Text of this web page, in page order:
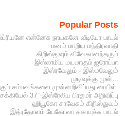
Popular Posts
என்னேசு நாயகனே வீடியோ பாடல்
மனம் மாறிய மந்திரவாதி
கிறிஸ்துவும் விவேகானந்தரும்
இஸ்லாமிய மயமாகும் ஐரோப்பா
இஸ்ரவேலும் - இஸ்மவேலும்
முடிவுக்கு முன்...
சம்பவங்களை முன்னறிவிப்பது பைபிள்.
37”-இஸ்ரேலிய பிரதமர் அறிவிப்பு
ஹியூகோ சாவேசும் கிறிஸ்துவும்
இத்ரதோளம் யேகோவா சகாயுச்சு பாடல்